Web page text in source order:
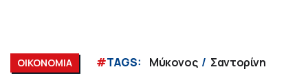
ΟΙΚΟΝΟΜΙΑ #TAGS: Μύκονος Σαντορίνη